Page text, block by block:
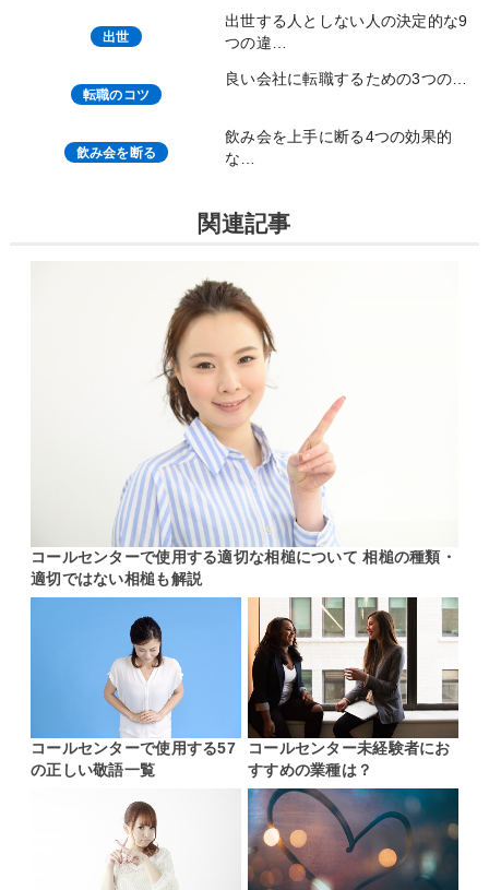
出世
出世する人としない人の決定的な9
つの違…
転職のコツ
良い会社に転職するための3つの…
飲み会を断る
飲み会を上手に断る4つの効果的
な…
関連記事
コールセンターで使用する適切な相槌について 相槌の種類・
適切ではない相槌も解説
コールセンターで使用する57
の正しい敬語一覧
コールセンター未経験者にお
すすめの業種は？